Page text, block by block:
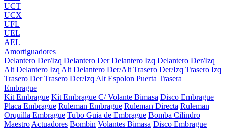
UCT
UCX
UFL
UEL
AEL
Amortiguadores
Delantero Der/Izq Delantero Der Delantero Izq Delantero Der/Izq
Alt Delantero Izq Alt Delantero Der/Alt Trasero Der/Izq Trasero Izq
Trasero Der Trasero Der/Izq Alt Espolon Puerta Trasera
Embrague
Kit Embrague Kit Embrague C/ Volante Bimasa Disco Embrague
Placa Embrague Ruleman Embrague Ruleman Directa Ruleman
Orquilla Embrague Tubo Guia de Embrague Bomba Cilindro
Maestro Actuadores Bombin Volantes Bimasa Disco Embrague